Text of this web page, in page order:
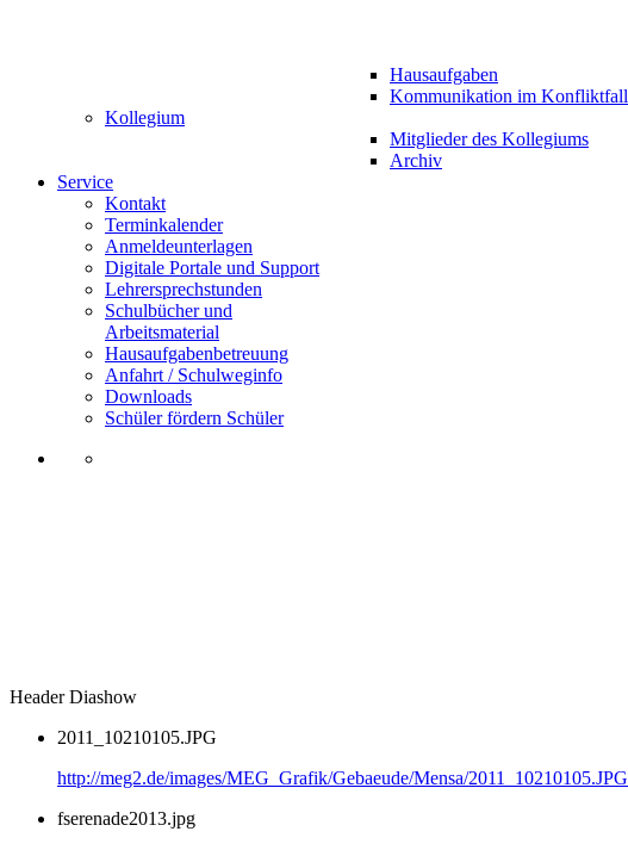
Hausaufgaben
Kommunikation im Konfliktfall
Kollegium
Mitglieder des Kollegiums
Archiv
Service
Kontakt
Terminkalender
Anmeldeunterlagen
Digitale Portale und Support
Lehrersprechstunden
Schulbücher und
Arbeitsmaterial
Hausaufgabenbetreuung
Anfahrt / Schulweginfo
Downloads
Schüler fördern Schüler
Header Diashow
2011_10210105.JPG
http://meg2.de/images/MEG_Grafik/Gebaeude/Mensa/2011_10210105.JPG
fserenade2013.jpg